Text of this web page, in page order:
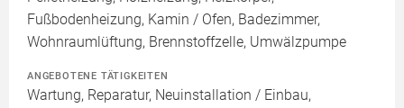
Fußbodenheizung, Kamin / Ofen, Badezimmer,
Wohnraumlüftung, Brennstoffzelle, Umwälzpumpe
ANGEBOTENE TÄTIGKEITEN
Wartung, Reparatur, Neuinstallation / Einbau,